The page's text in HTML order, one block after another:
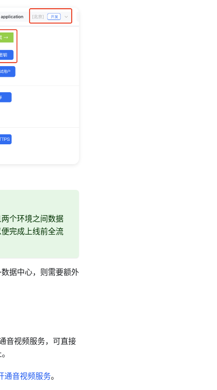
个环境之间数据
完成上线前全流
据中心，则需要额外
音视频服务，可直接
通音视频服务。